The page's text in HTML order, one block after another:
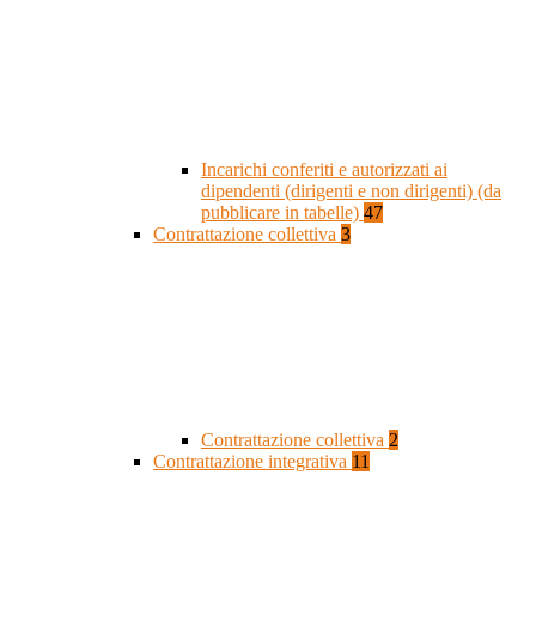
Incarichi conferiti e autorizzati ai
dipendenti (dirigenti e non dirigenti) (da
pubblicare in tabelle) 47
Contrattazione collettiva 3
Contrattazione collettiva 2
Contrattazione integrativa 11